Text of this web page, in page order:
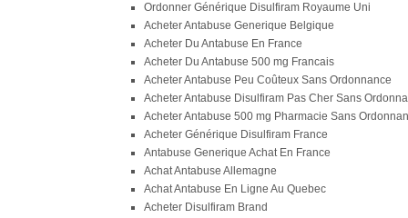
Ordonner Générique Disulfiram Royaume Uni
Acheter Antabuse Generique Belgique
Acheter Du Antabuse En France
Acheter Du Antabuse 500 mg Francais
Acheter Antabuse Peu Coûteux Sans Ordonnance
Acheter Antabuse Disulfiram Pas Cher Sans
Acheter Antabuse 500 mg Pharmacie Sans
Acheter Générique Disulfiram France
Antabuse Generique Achat En France
Achat Antabuse Allemagne
Achat Antabuse En Ligne Au Quebec
Acheter Disulfiram Brand